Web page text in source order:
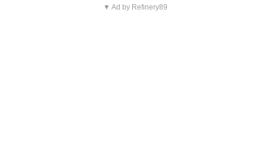
▼ Ad by Refinery89